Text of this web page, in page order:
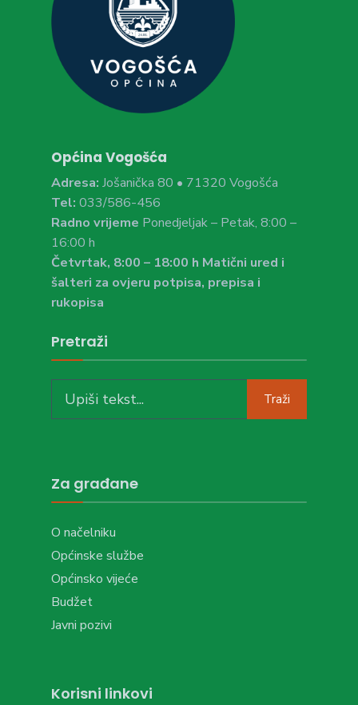
Općina Vogošća
Adresa: Jošanička 80 • 71320 Vogošća
Tel: 033/586-456
Radno vrijeme Ponedjeljak – Petak, 8:00 –
16:00 h
Četvrtak, 8:00 – 18:00 h Matični ured i
šalteri za ovjeru potpisa, prepisa i
rukopisa
Pretraži
for:
Traži
Za građane
O načelniku
Općinske službe
Općinsko vijeće
Budžet
Javni pozivi
Korisni linkovi